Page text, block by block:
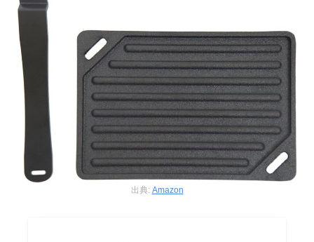
出典: Amazon